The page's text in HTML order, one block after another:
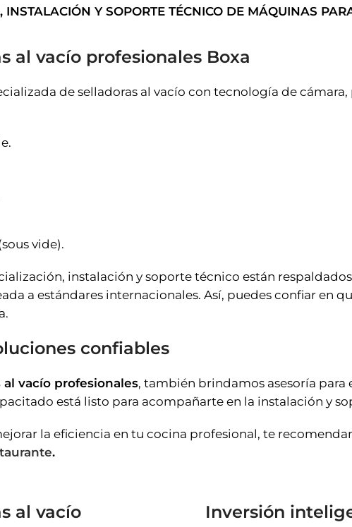
INSTALACIÓN Y SOPORTE TÉCNICO DE MÁQUINAS
al vacío profesionales Boxa
de selladoras al vacío con tecnología de
vide).
instalación y soporte técnico están
a estándares internacionales. Así, puedes confiar en
confiables
al vacío profesionales, también brindamos asesoría
está listo para acompañarte en la instalación y
la eficiencia en tu cocina profesional, te
.
al vacío
Inversión